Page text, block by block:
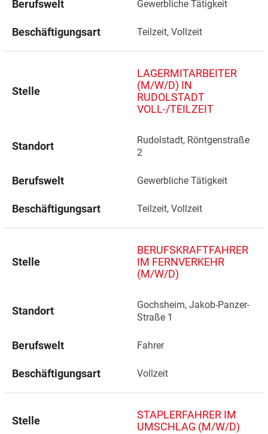
Berufswelt Gewerbliche Tätigkeit
Beschäftigungsart Teilzeit, Vollzeit
Stelle
LAGERMITARBEITER
(M/W/D) IN
RUDOLSTADT
VOLL-/TEILZEIT
Standort
Rudolstadt, Röntgenstraße
2
Berufswelt Gewerbliche Tätigkeit
Beschäftigungsart Teilzeit, Vollzeit
Stelle
BERUFSKRAFTFAHRER
IM FERNVERKEHR
(M/W/D)
Standort
Gochsheim, Jakob-Panzer-
Straße 1
Berufswelt Fahrer
Beschäftigungsart Vollzeit
Stelle
STAPLERFAHRER IM
UMSCHLAG (M/W/D)